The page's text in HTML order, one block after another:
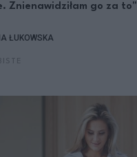
Znienawidziłam go za to"
ŁUKOWSKA